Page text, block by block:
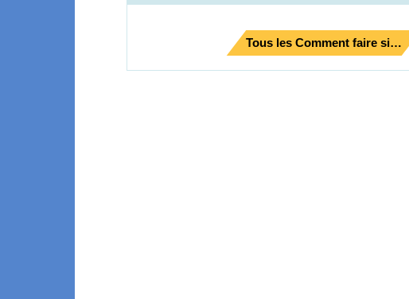
Tous les Comment faire si…